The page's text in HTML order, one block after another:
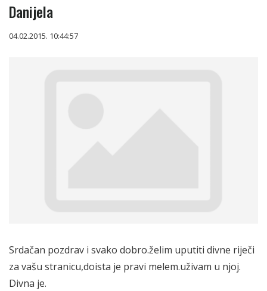
Danijela
04.02.2015. 10:44:57
Srdačan pozdrav i svako dobro.želim uputiti divne riječi
za vašu stranicu,doista je pravi melem.uživam u njoj.
Divna je.